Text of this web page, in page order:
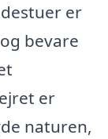
er
bevare
er
naturen,